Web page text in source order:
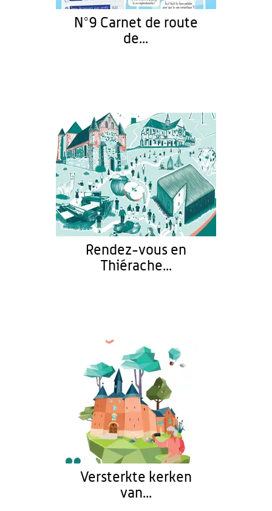
N°9 Carnet de route
de...
Rendez-vous en
Thiérache...
Versterkte kerken
van...